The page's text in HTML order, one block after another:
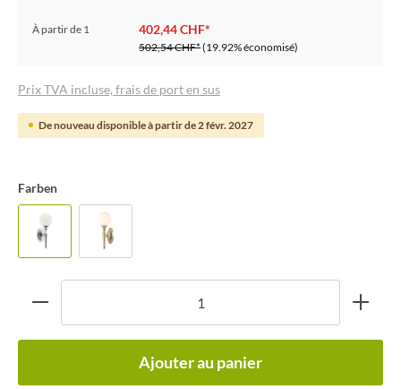
À partir de 1 402,44 CHF*
502,54 CHF*(19.92% économisé)
Prix TVA incluse, frais de port en sus
De nouveau disponible à partir de 2 févr. 2027
Farben
Ajouter au panier